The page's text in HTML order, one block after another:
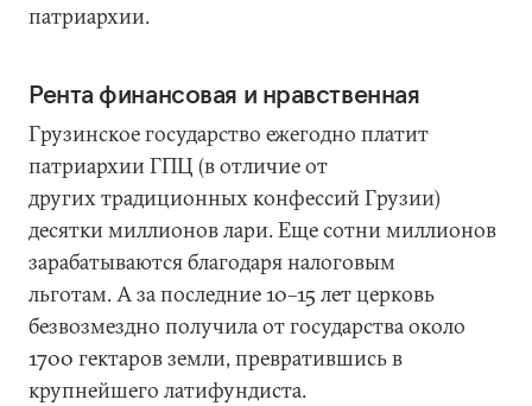
патриархии.
Рента финансовая и нравственная
Грузинское государство ежегодно платит
патриархии ГПЦ (в отличие от
других традиционных конфессий Грузии)
десятки миллионов лари. Еще сотни миллионов
зарабатываются благодаря налоговым
льготам. А за последние 10–15 лет церковь
безвозмездно получила от государства около
1700 гектаров земли, превратившись в
крупнейшего латифундиста.